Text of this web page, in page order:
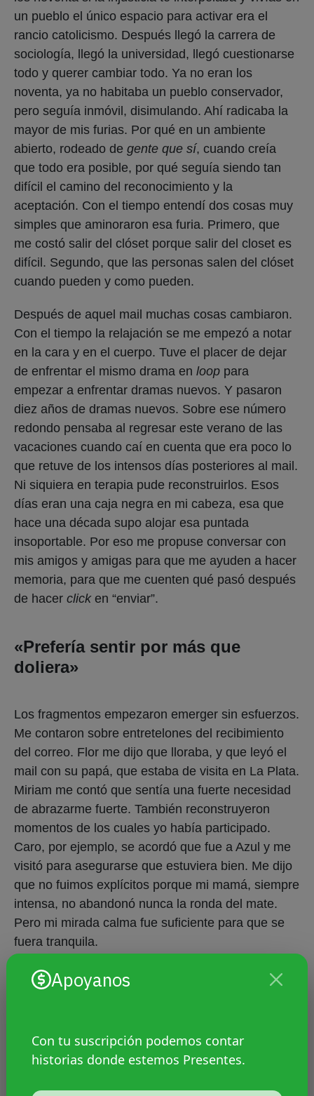
Apoyanos
Con tu suscripción podemos contar
historias donde estemos Presentes.
un pueblo el único espacio para activar era el
rancio catolicismo. Después llegó la carrera de
sociología, llegó la universidad, llegó cuestionarse
todo y querer cambiar todo. Ya no eran los
noventa, ya no habitaba un pueblo conservador,
pero seguía inmóvil, disimulando. Ahí radicaba la
mayor de mis furias. Por qué en un ambiente
abierto, rodeado de gente que sí, cuando creía
que todo era posible, por qué seguía siendo tan
difícil el camino del reconocimiento y la
aceptación. Con el tiempo entendí dos cosas muy
simples que aminoraron esa furia. Primero, que
me costó salir del clóset porque salir del closet es
difícil. Segundo, que las personas salen del clóset
cuando pueden y como pueden.
Después de aquel mail muchas cosas cambiaron.
Con el tiempo la relajación se me empezó a notar
en la cara y en el cuerpo. Tuve el placer de dejar
de enfrentar el mismo drama en loop para
empezar a enfrentar dramas nuevos. Y pasaron
diez años de dramas nuevos. Sobre ese número
redondo pensaba al regresar este verano de las
vacaciones cuando caí en cuenta que era poco lo
que retuve de los intensos días posteriores al mail.
Ni siquiera en terapia pude reconstruirlos. Esos
días eran una caja negra en mi cabeza, esa que
hace una década supo alojar esa puntada
insoportable. Por eso me propuse conversar con
mis amigos y amigas para que me ayuden a hacer
memoria, para que me cuenten qué pasó después
de hacer click en “enviar”.
«Prefería sentir por más que
doliera»
Los fragmentos empezaron emerger sin esfuerzos.
Me contaron sobre entretelones del recibimiento
del correo. Flor me dijo que lloraba, y que leyó el
mail con su papá, que estaba de visita en La Plata.
Miriam me contó que sentía una fuerte necesidad
de abrazarme fuerte. También reconstruyeron
momentos de los cuales yo había participado.
Caro, por ejemplo, se acordó que fue a Azul y me
visitó para asegurarse que estuviera bien. Me dijo
que no fuimos explícitos porque mi mamá, siempre
intensa, no abandonó nunca la ronda del mate.
Pero mi mirada calma fue suficiente para que se
fuera tranquila.
Y empecé a recordar. Recordé cuando Carlos,
interesado en valorizar mis deseos, me
me aseguró que si un chabón me hacía sufrir lo
iba a cagar a trompadas. Me acordé cuando tomé
el primer ansiolítico que me recetaron para bajar la